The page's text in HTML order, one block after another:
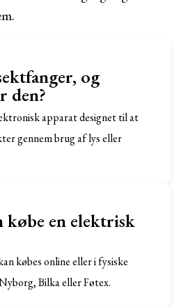
og
den?
apparat designet til at
gennem brug af lys eller
købe en elektrisk
købes online eller i fysiske
Bilka eller Føtex.